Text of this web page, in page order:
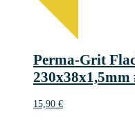
Perma-Grit
230x38x1,5mm
15,90 €